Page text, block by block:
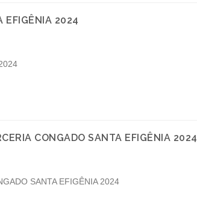
EFIGÊNIA 2024
CONGADO SANTA EFIGÊNIA 2024
SANTA EFIGÊNIA 2024